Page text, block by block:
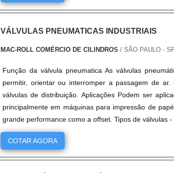
VÁLVULAS PNEUMATICAS INDUSTRIAIS
MAC-ROLL COMÉRCIO DE CILINDROS / SÃO PAULO -
Função da válvula pneumatica As válvulas
permitir, orientar ou interromper a passagem de
válvulas de distribuição. Aplicações Podem ser
principalmente em máquinas para impressão de
grande performance como a offset. Tipos de válvulas -
COTAR AGORA